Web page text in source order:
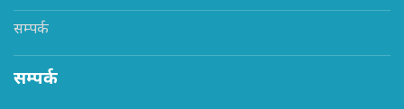
सम्पर्क
सम्पर्क